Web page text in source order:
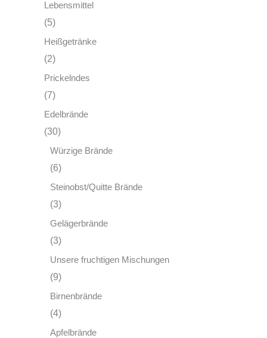
Lebensmittel
(5)
Heißgetränke
(2)
Prickelndes
(7)
Edelbrände
(30)
Würzige Brände
(6)
Steinobst/Quitte Brände
(3)
Gelägerbrände
(3)
Unsere fruchtigen Mischungen
(9)
Birnenbrände
(4)
Apfelbrände